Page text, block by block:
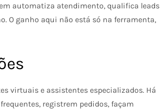
automatiza atendimento, qualifica leads
O ganho aqui não está só na ferramenta,
virtuais e assistentes especializados. Há
registrem pedidos, façam